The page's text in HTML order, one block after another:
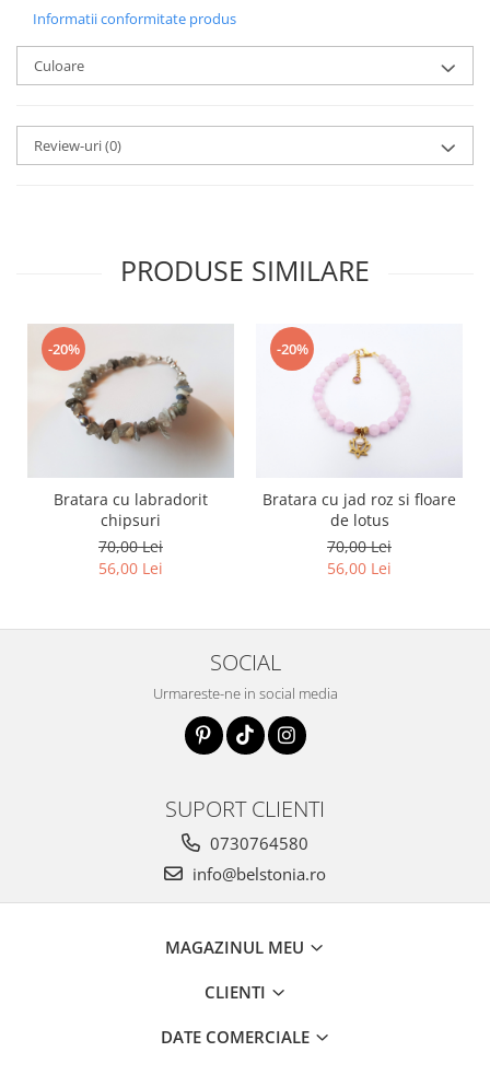
Informatii conformitate produs
Culoare
Review-uri(0)
PRODUSE SIMILARE
-20%
Bratara cu labradorit
chipsuri
70,00 Lei
56,00 Lei
-20%
Bratara cu jad roz si floare
de lotus
70,00 Lei
56,00 Lei
SOCIAL
Urmareste-ne in social media
SUPORT CLIENTI
0730764580
info@belstonia.ro
MAGAZINUL MEU
CLIENTI
DATE COMERCIALE